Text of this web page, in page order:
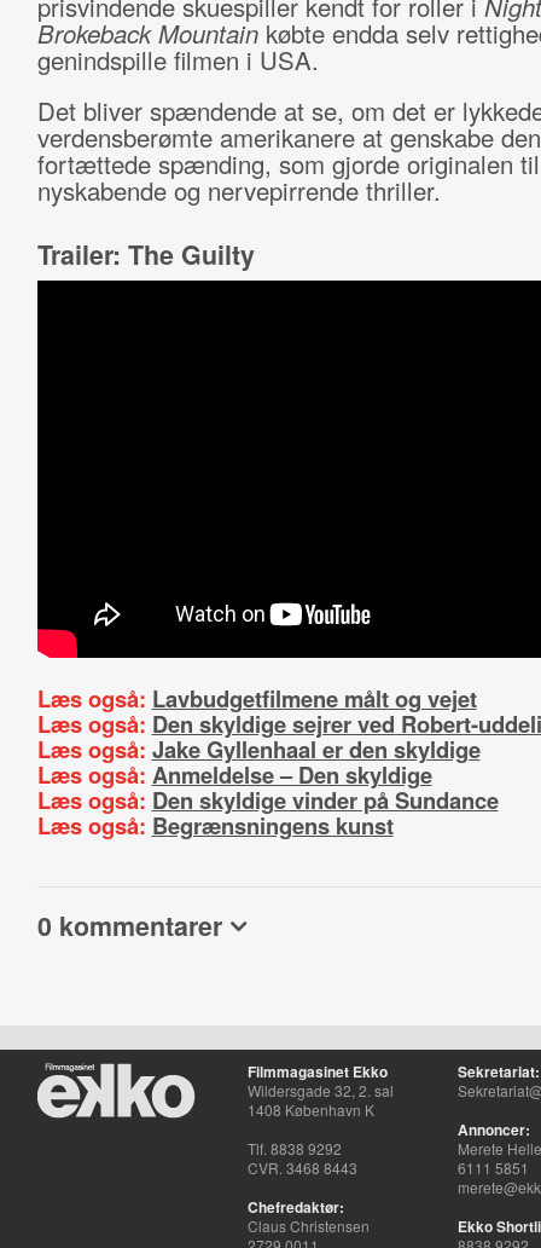
Brokeback Mountainkøbte endda selv
genindspille filmen i USA.
Det bliver spændende at se, om det er
verdensberømte amerikanere at genskabe den
fortættede spænding, som gjorde originalen
nyskabende og nervepirrende thriller.
Trailer: The Guilty
Læs også: Lavbudgetfilmene målt og vejet
Læs også: Den skyldige sejrer ved Robert-
Læs også: Jake Gyllenhaal er den skyldige
Læs også: Anmeldelse – Den skyldige
Læs også: Den skyldige vinder på Sundance
Læs også: Begrænsningens kunst
0 kommentarer
Filmmagasinet Ekko
Wildersgade 32, 2. sal
1408 København K
Tlf. 8838 9292
CVR. 3468 8443
Chefredaktør:
Claus Christensen
Sekretariat:
Annoncer:
Merete
6111 5851
Ekko